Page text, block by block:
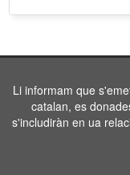
Li informam que
catalan, es
s'includiràn en ua